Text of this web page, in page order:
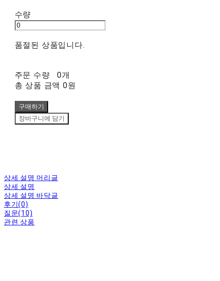
수량
품절된 상품입니다.
주문 수량
0개
총 상품 금액 0원
구매하기
장바구니에 담기
상세 설명 머리글
상세 설명
상세 설명 바닥글
후기(0)
질문(10)
관련 상품